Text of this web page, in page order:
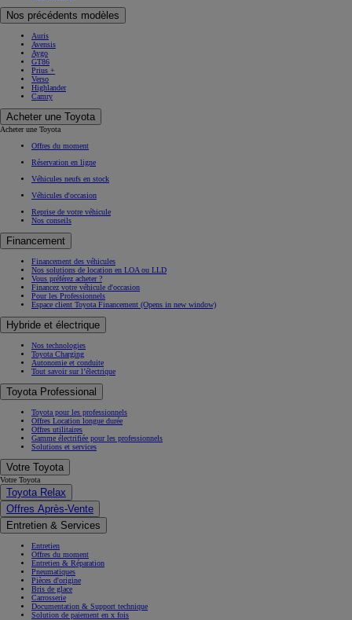
Nos précédents modèles
Auris
Avensis
Aygo
GT86
Prius +
Verso
Highlander
Camry
Acheter une Toyota
Acheter une Toyota
Offres du moment
Réservation en ligne
Véhicules neufs en stock
Véhicules d'occasion
Reprise de votre véhicule
Nos conseils
Financement
Financement des véhicules
Nos solutions de location en LOA ou LLD
Vous préférez acheter ?
Financez votre véhicule d'occasion
Pour les Professionnels
Espace client Toyota Financement (Opens in new window)
Hybride et électrique
Nos technologies
Toyota Charging
Autonomie et conduite
Tout savoir sur l’électrique
Toyota Professional
Toyota pour les professionnels
Offres Location longue durée
Offres utilitaires
Gamme électrifiée pour les professionnels
Solutions et services
Votre Toyota
Votre Toyota
Toyota Relax
Offres Après-Vente
Entretien & Services
Entretien
Offres du moment
Entretien & Réparation
Pneumatiques
Pièces d'origine
Bris de glace
Carrosserie
Documentation & Support technique
Solution de paiement en x fois